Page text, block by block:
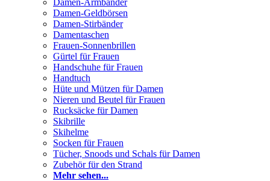
Damen-Armbänder
Damen-Geldbörsen
Damen-Stirbänder
Damentaschen
Frauen-Sonnenbrillen
Gürtel für Frauen
Handschuhe für Frauen
Handtuch
Hüte und Mützen für Damen
Nieren und Beutel für Frauen
Rucksäcke für Damen
Skibrille
Skihelme
Socken für Frauen
Tücher, Snoods und Schals für Damen
Zubehör für den Strand
Mehr sehen...